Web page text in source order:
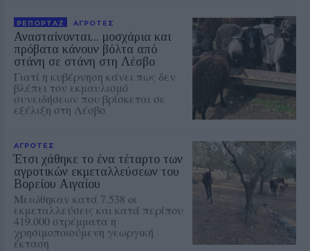
ΡΕΠΟΡΤΑΖ ΑΓΡΟΤΕΣ
Ανασταίνονται... μοσχάρια και
πρόβατα κάνουν βόλτα από
στάνη σε στάνη στη Λέσβο
Γιατί η κυβέρνηση κάνει πως δεν
βλέπει τον εκμαυλισμό
συνειδήσεων που βρίσκεται σε
εξέλιξη στη Λέσβο
ΑΓΡΟΤΕΣ
Έτσι χάθηκε το ένα τέταρτο των
αγροτικών εκμεταλλεύσεων του
Βορείου Αιγαίου
Μειώθηκαν κατά 7.538 οι
εκμεταλλεύσεις και κατά περίπου
419.000 στρέμματα η
χρησιμοποιούμενη γεωργική
έκταση